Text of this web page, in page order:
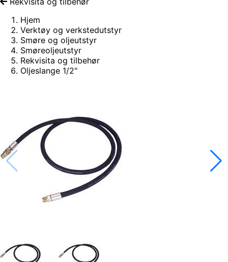
Hjem
Verktøy og verkstedutstyr
Smøre og oljeutstyr
Smøreoljeutstyr
Rekvisita og tilbehør
Oljeslange 1/2"